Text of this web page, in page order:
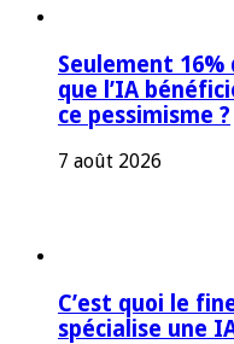
Seulement
que l’IA
ce pessimisme ?
7 août 2026
C’est quoi le
spécialise une